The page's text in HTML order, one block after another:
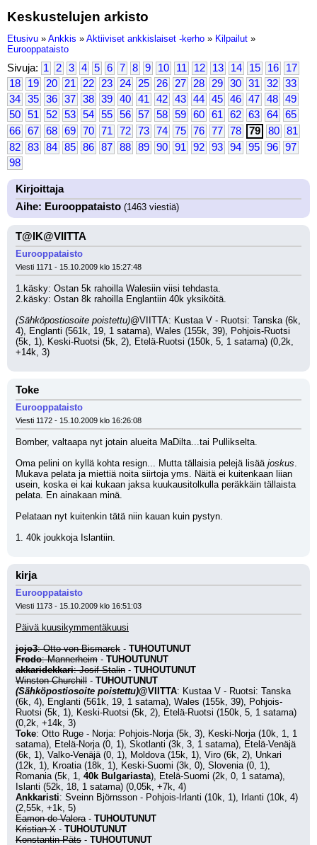
Keskustelujen arkisto
Etusivu » Ankkis » Aktiiviset ankkislaiset -kerho » Kilpailut »
Eurooppataisto
Sivuja: 1 2 3 4 5 6 7 8 9 10 11 12 13 14 15 16
17
18
19 20 21 22 23 24 25 26 27 28 29 30 31 32
33
34
35 36 37 38 39 40 41 42 43 44 45 46 47 48
49
50
51 52 53 54 55 56 57 58 59 60 61 62 63 64
65
66
67 68 69 70 71 72 73 74 75 76 77 78 79 80
81
82
83 84 85 86 87 88 89 90 91 92 93 94 95 96
97
98
Kirjoittaja
Aihe: Eurooppataisto (1463 viestiä)
T@IK@VIITTA
Eurooppataisto
Viesti 1171 - 15.10.2009 klo 15:27:48
1.käsky: Ostan 5k rahoilla Walesiin viisi tehdasta.
2.käsky: Ostan 8k rahoilla Englantiin 40k yksiköitä.
(Sähköpostiosoite poistettu)@VIITTA: Kustaa V - Ruotsi: Tanska (6k,
4), Englanti (561k, 19, 1 satama), Wales (155k, 39), Pohjois-Ruotsi
(5k, 1), Keski-Ruotsi (5k, 2), Etelä-Ruotsi (150k, 5, 1 satama) (0,2k,
+14k, 3)
Toke
Eurooppataisto
Viesti 1172 - 15.10.2009 klo 16:26:08
Bomber, valtaapa nyt jotain alueita MaDilta...tai Pullikselta.
Oma pelini on kyllä kohta resign... Mutta tällaisia pelejä lisää joskus.
Mukava pelata ja miettiä noita siirtoja yms. Näitä ei kuitenkaan liian
usein, koska ei kai kukaan jaksa kuukausitolkulla peräkkäin tällaista
pelata. En ainakaan minä.
Pelataan nyt kuitenkin tätä niin kauan kuin pystyn.
1. 40k joukkoja Islantiin.
kirja
Eurooppataisto
Viesti 1173 - 15.10.2009 klo 16:51:03
Päivä kuusikymmentäkuusi
jojo3: Otto von Bismarck - TUHOUTUNUT
Frodo: Mannerheim - TUHOUTUNUT
akkaridekkari: Josif Stalin - TUHOUTUNUT
Winston Churchill - TUHOUTUNUT
(Sähköpostiosoite poistettu)@VIITTA: Kustaa V - Ruotsi: Tanska
(6k, 4), Englanti (561k, 19, 1 satama), Wales (155k, 39), Pohjois-
Ruotsi (5k, 1), Keski-Ruotsi (5k, 2), Etelä-Ruotsi (150k, 5, 1 satama)
(0,2k, +14k, 3)
Toke: Otto Ruge - Norja: Pohjois-Norja (5k, 3), Keski-Norja (10k, 1, 1
satama), Etelä-Norja (0, 1), Skotlanti (3k, 3, 1 satama), Etelä-Venäjä
(6k, 1), Valko-Venäjä (0, 1), Moldova (15k, 1), Viro (6k, 2), Unkari
(12k, 1), Kroatia (18k, 1), Keski-Suomi (3k, 0), Slovenia (0, 1),
Romania (5k, 1, 40k Bulgariasta), Etelä-Suomi (2k, 0, 1 satama),
Islanti (52k, 18, 1 satama) (0,05k, +7k, 4)
Ankkaristi: Sveinn Björnsson - Pohjois-Irlanti (10k, 1), Irlanti (10k, 4)
(2,55k, +1k, 5)
Eamon de Valera - TUHOUTUNUT
Kristian X - TUHOUTUNUT
Konstantin Päts - TUHOUTUNUT